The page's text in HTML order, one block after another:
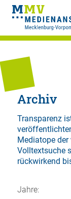
Archiv
Transparenz
Mediatope der
Volltextsuche
rückwirkend
Jahre: